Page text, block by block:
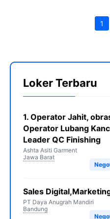
1
Loker Terbaru
1. Operator Jahit,
Operator Lubang
Leader QC Finishing
Ashta Asiti Garment
Jawa Barat
Sales
PT Daya Anugrah Mandiri
Bandung